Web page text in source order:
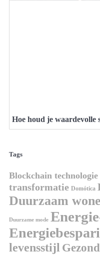
Hoe houd je waardevolle
Tags
Blockchain technologie
transformatie Domótica
Duurzaam
Duurzame mode
levensstijl